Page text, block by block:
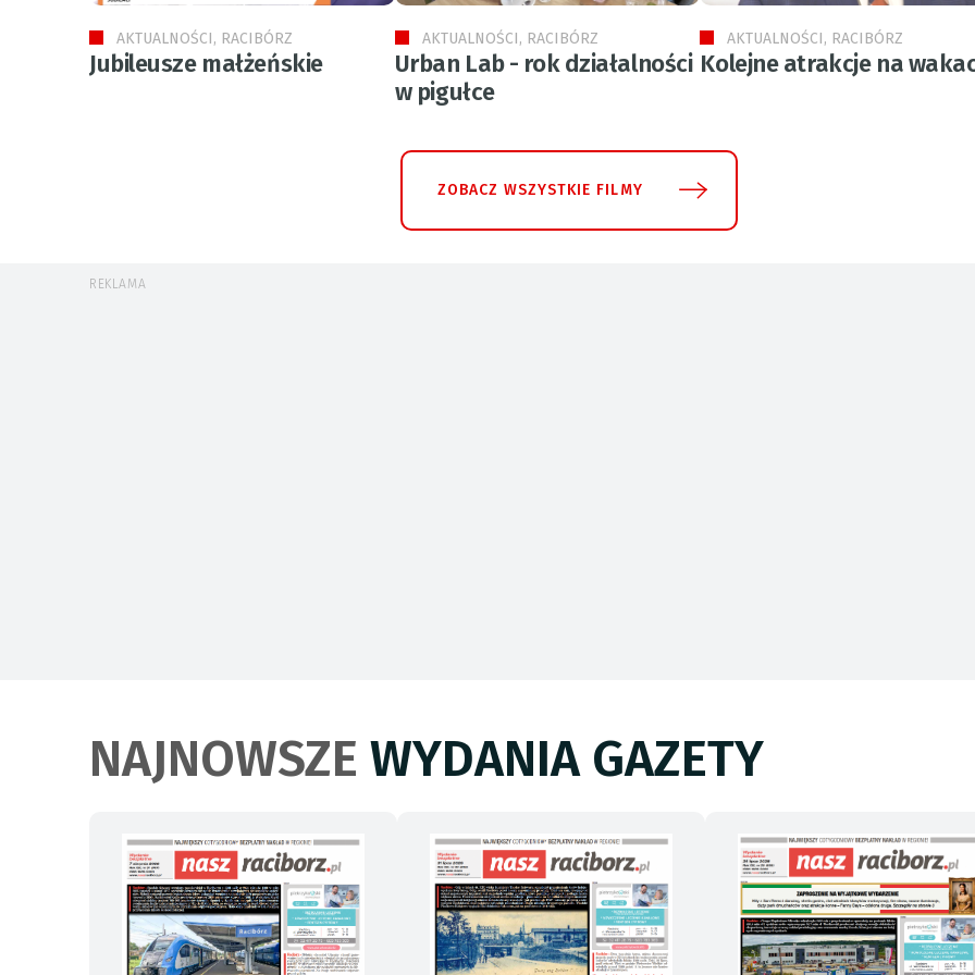
AKTUALNOŚCI, RACIBÓRZ
Jubileusze małżeńskie
AKTUALNOŚCI, RACIBÓRZ
Urban Lab - rok działalności
w pigułce
AKTUALNOŚCI, RACIBÓRZ
Kolejne atrakcje na
ZOBACZ WSZYSTKIE FILMY
REKLAMA
NAJNOWSZE WYDANIA GAZETY